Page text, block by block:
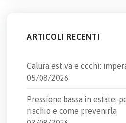
ARTICOLI RECENTI
Calura estiva e occhi:
05/08/2026
Pressione bassa in estate:
rischio e come prevenirla